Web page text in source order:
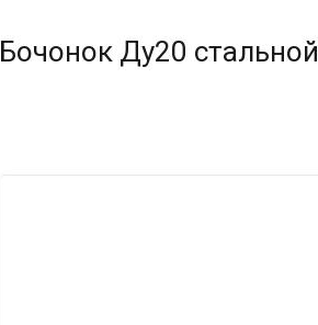
Бочонок Ду20 стальной